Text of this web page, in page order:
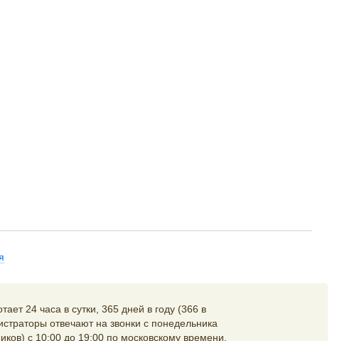
24 часа в сутки, 365 дней в году (366 в
отвечают на звонки с понедельника
с 10:00 до 19:00 по московскому времени,